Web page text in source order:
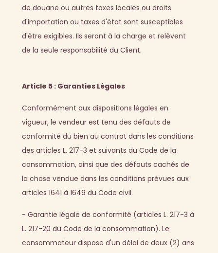
de douane ou autres taxes locales ou droits
d'importation ou taxes d'état sont susceptibles
d'être exigibles. Ils seront à la charge et relèvent
de la seule responsabilité du Client.
Article 5 : Garanties Légales
Conformément aux dispositions légales en
vigueur, le vendeur est tenu des défauts de
conformité du bien au contrat dans les conditions
des articles L. 217-3 et suivants du Code de la
consommation, ainsi que des défauts cachés de
la chose vendue dans les conditions prévues aux
articles 1641 à 1649 du Code civil.
- Garantie légale de conformité (articles L. 217-3 à
L. 217-20 du Code de la consommation). Le
consommateur dispose d'un délai de deux (2) ans